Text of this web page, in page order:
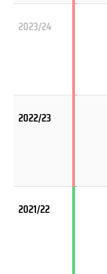
2023/24
2022/23
2021/22